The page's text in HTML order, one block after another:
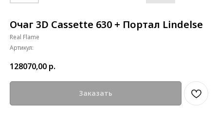
Очаг 3D Cassette 630 + Портал Lindelse
Real Flame
Артикул:
128070,00 р.
Заказать